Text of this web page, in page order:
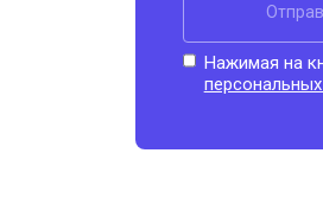
Нажимая на